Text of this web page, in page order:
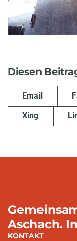
Diesen
Email
Xing
Aschach.
KONTAKT